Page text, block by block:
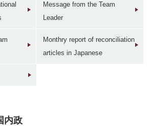
1960年代 1950年
Message from the Team
Leader
Monthry report of reconciliation
articles in Japanese
内政